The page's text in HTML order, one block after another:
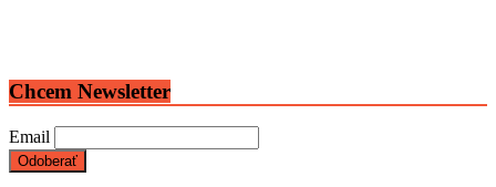
Chcem Newsletter
Email